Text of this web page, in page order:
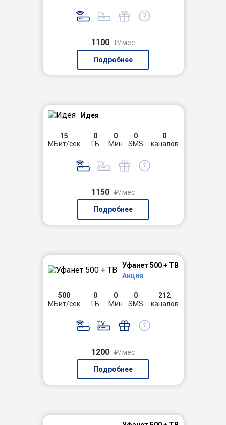
1100 ₽/мес
Подробнее
Идея
15
МБит/сек
0
ГБ
0
Мин
0
SMS
0
каналов
1150 ₽/мес
Подробнее
Уфанет 500 + ТВ
Акция
500
МБит/сек
0
ГБ
0
Мин
0
SMS
212
каналов
1200 ₽/мес
Подробнее